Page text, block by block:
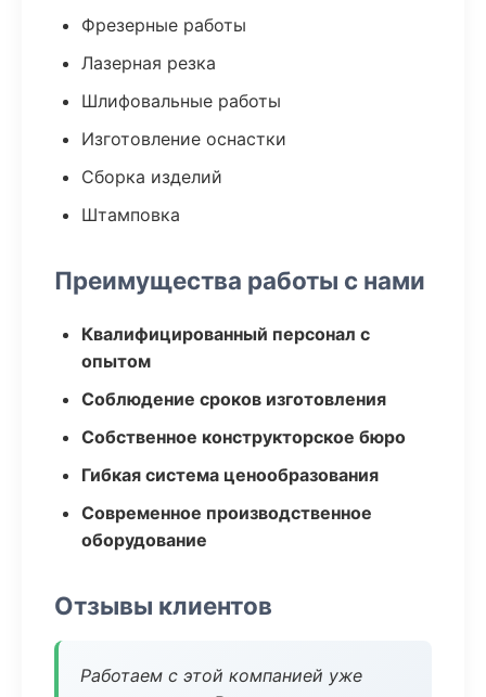
Фрезерные работы
Лазерная резка
Шлифовальные работы
Изготовление оснастки
Сборка изделий
Штамповка
Преимущества работы с нами
Квалифицированный персонал с
опытом
Соблюдение сроков изготовления
Собственное конструкторское бюро
Гибкая система ценообразования
Современное производственное
оборудование
Отзывы клиентов
Работаем с этой компанией уже